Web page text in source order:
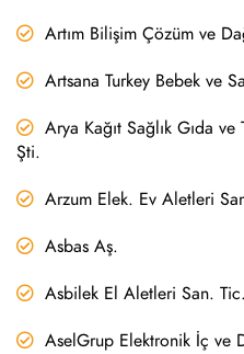
Artım Bilişim Çözüm ve
Artsana Turkey Bebek ve
Arya Kağıt Sağlık Gıda
Şti.
Arzum Elek. Ev Aletleri
Asbas Aş.
Asbilek El Aletleri San.
AselGrup Elektronik İç ve